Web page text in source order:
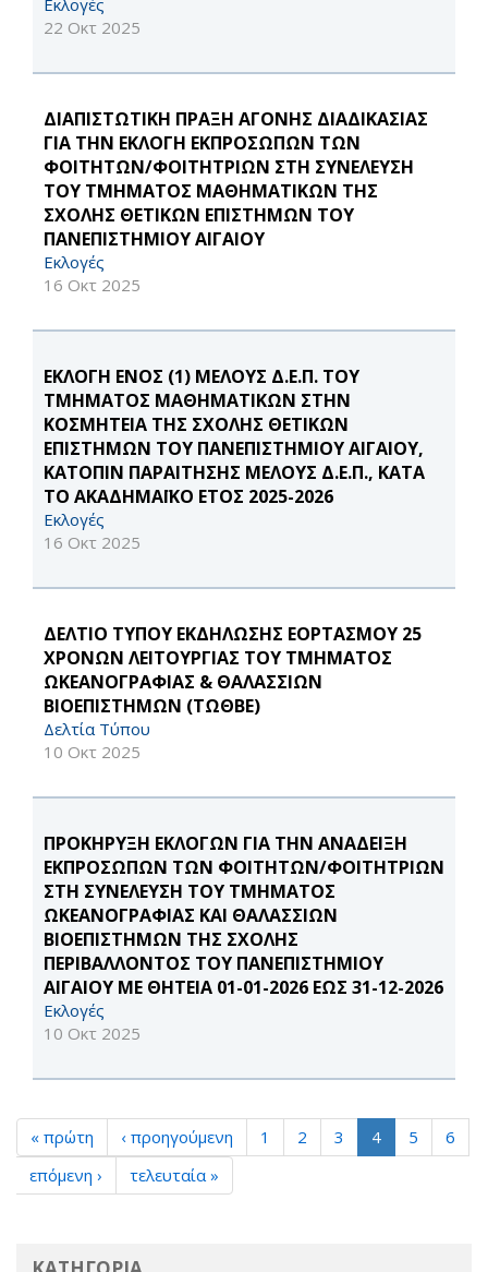
Εκλογές
22 Οκτ 2025
ΔΙΑΠΙΣΤΩΤΙΚΗ ΠΡΑΞΗ ΑΓΟΝΗΣ ΔΙΑΔΙΚΑΣΙΑΣ
ΓΙΑ ΤΗΝ ΕΚΛΟΓΗ ΕΚΠΡΟΣΩΠΩΝ ΤΩΝ
ΦΟΙΤΗΤΩΝ/ΦΟΙΤΗΤΡΙΩΝ ΣΤΗ ΣΥΝΕΛΕΥΣΗ
ΤΟΥ ΤΜΗΜΑΤΟΣ ΜΑΘΗΜΑΤΙΚΩΝ ΤΗΣ
ΣΧΟΛΗΣ ΘΕΤΙΚΩΝ ΕΠΙΣΤΗΜΩΝ ΤΟΥ
ΠΑΝΕΠΙΣΤΗΜΙΟΥ ΑΙΓΑΙΟΥ
Εκλογές
16 Οκτ 2025
ΕΚΛΟΓΗ ΕΝΟΣ (1) ΜΕΛΟΥΣ Δ.Ε.Π. ΤΟΥ
ΤΜΗΜΑΤΟΣ ΜΑΘΗΜΑΤΙΚΩΝ ΣΤΗΝ
ΚΟΣΜΗΤΕΙΑ ΤΗΣ ΣΧΟΛΗΣ ΘΕΤΙΚΩΝ
ΕΠΙΣΤΗΜΩΝ ΤΟΥ ΠΑΝΕΠΙΣΤΗΜΙΟΥ ΑΙΓΑΙΟΥ,
ΚΑΤΟΠΙΝ ΠΑΡΑΙΤΗΣΗΣ ΜΕΛΟΥΣ Δ.Ε.Π., ΚΑΤΑ
ΤΟ ΑΚΑΔΗΜΑΪΚΟ ΕΤΟΣ 2025-2026
Εκλογές
16 Οκτ 2025
ΔΕΛΤΙΟ ΤΥΠΟΥ ΕΚΔΗΛΩΣΗΣ ΕΟΡΤΑΣΜΟΥ 25
ΧΡΟΝΩΝ ΛΕΙΤΟΥΡΓΙΑΣ ΤΟΥ ΤΜΗΜΑΤΟΣ
ΩΚΕΑΝΟΓΡΑΦΙΑΣ & ΘΑΛΑΣΣΙΩΝ
ΒΙΟΕΠΙΣΤΗΜΩΝ (ΤΩΘΒΕ)
Δελτία Τύπου
10 Οκτ 2025
ΠΡΟΚΗΡΥΞΗ ΕΚΛΟΓΩΝ ΓΙΑ ΤΗΝ ΑΝΑΔΕΙΞΗ
ΕΚΠΡΟΣΩΠΩΝ ΤΩΝ ΦΟΙΤΗΤΩΝ/ΦΟΙΤΗΤΡΙΩΝ
ΣΤΗ ΣΥΝΕΛΕΥΣΗ ΤΟΥ ΤΜΗΜΑΤΟΣ
ΩΚΕΑΝΟΓΡΑΦΙΑΣ ΚΑΙ ΘΑΛΑΣΣΙΩΝ
ΒΙΟΕΠΙΣΤΗΜΩΝ ΤΗΣ ΣΧΟΛΗΣ
ΠΕΡΙΒΑΛΛΟΝΤΟΣ ΤΟΥ ΠΑΝΕΠΙΣΤΗΜΙΟΥ
ΑΙΓΑΙΟΥ ΜΕ ΘΗΤΕΙΑ 01-01-2026 ΕΩΣ 31-12-2026
Εκλογές
10 Οκτ 2025
« πρώτη ‹ προηγούμενη 1 2 3 4 5
6
επόμενη ›
τελευταία »